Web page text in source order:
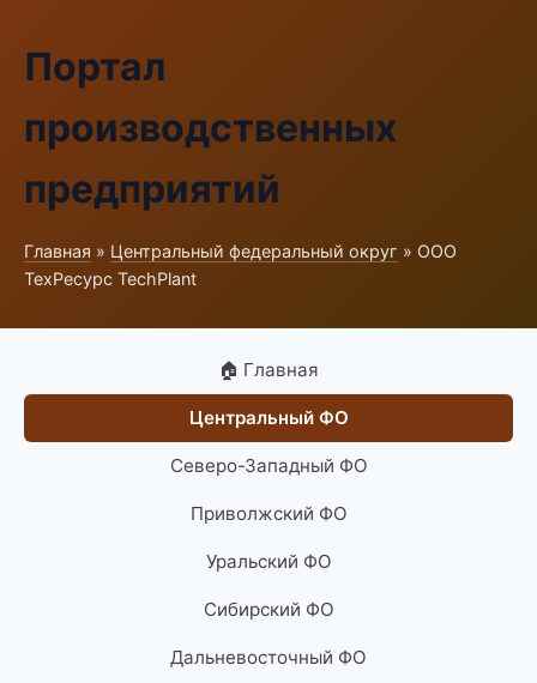
Портал
производственных
предприятий
Главная » Центральный федеральный округ » ООО
ТехРесурс TechPlant
🏠 Главная
Центральный ФО
Северо-Западный ФО
Приволжский ФО
Уральский ФО
Сибирский ФО
Дальневосточный ФО